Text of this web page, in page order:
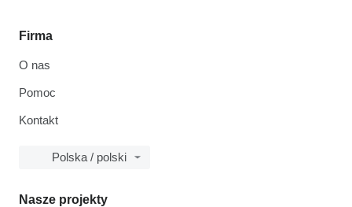
Firma
O nas
Pomoc
Kontakt
Polska / polski
Nasze projekty